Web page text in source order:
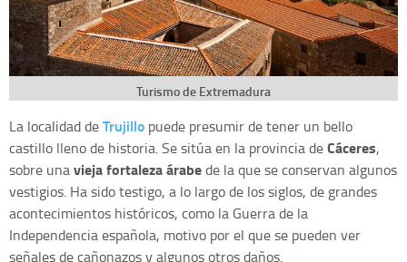
Turismo de Extremadura
La localidad deTrujillo puede presumir de tener un bello
castillo lleno de historia. Se sitúa en la provincia deCáceres,
sobre unavieja fortaleza árabede la que se conservan algunos
vestigios. Ha sido testigo, a lo largo de los siglos, de grandes
acontecimientos históricos, como la Guerra de la
Independencia española, motivo por el que se pueden ver
señales de cañonazos y algunos otros daños.